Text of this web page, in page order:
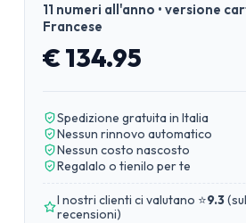
11 numeri all'anno • versione
Francese
€ 134.95
Spedizione gratuita in Italia
Nessun rinnovo automatico
Nessun costo nascosto
Regalalo o tienilo per te
I nostri clienti ci valutano ⭐9.3(
recensioni)